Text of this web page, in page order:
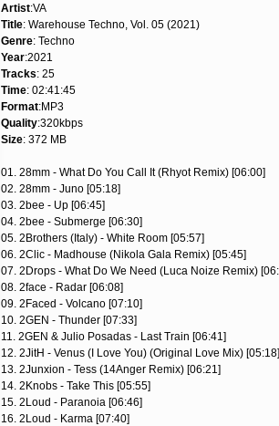
Artist:VA
Title: Warehouse Techno, Vol. 05 (2021)
Genre: Techno
Year:2021
Tracks: 25
Time: 02:41:45
Format:MP3
Quality:320kbps
Size: 372 MB
01. 28mm - What Do You Call It (Rhyot Remix) [06:00]
02. 28mm - Juno [05:18]
03. 2bee - Up [06:45]
04. 2bee - Submerge [06:30]
05. 2Brothers (Italy) - White Room [05:57]
06. 2Clic - Madhouse (Nikola Gala Remix) [05:45]
07. 2Drops - What Do We Need (Luca Noize Remix)
08. 2face - Radar [06:08]
09. 2Faced - Volcano [07:10]
10. 2GEN - Thunder [07:33]
11. 2GEN & Julio Posadas - Last Train [06:41]
12. 2JitH - Venus (I Love You) (Original Love Mix) [05:18]
13. 2Junxion - Tess (14Anger Remix) [06:21]
14. 2Knobs - Take This [05:55]
15. 2Loud - Paranoia [06:46]
16. 2Loud - Karma [07:40]